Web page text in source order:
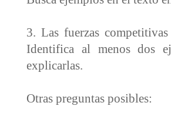
3. Las fuerzas
Identifica al menos dos
explicarlas.
Otras preguntas posibles: